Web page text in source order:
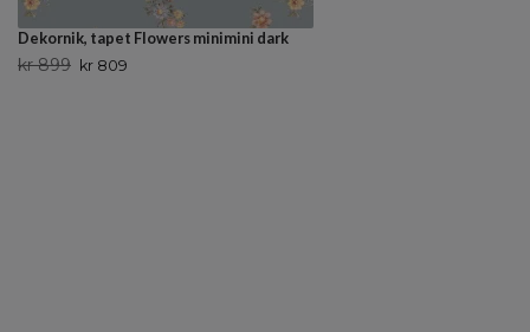
Dekornik, tapet Flowers minimini dark
kr 899 kr 809